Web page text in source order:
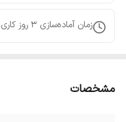
زمان آماده‌سازی 3 روز کاری
مشخصات